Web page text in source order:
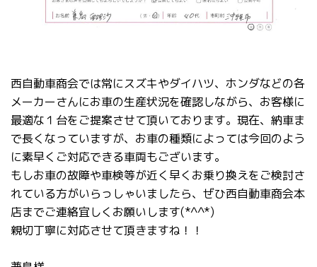
西自動車商会では常にスズキやダイハツ、ホンダなどの各
メーカーさんにお車の生産状況を確認しながら、お客様に
最適な１台をご提案させて頂いております。現在、納車ま
で長くなっていますが、お車の種類によっては今回のよう
に素早くご対応できる車両もございます。
もしお車の故障や車検等が近く早くお乗り換えをご検討さ
れている方がいらっしゃいましたら、ぜひ西自動車商会本
店までご連絡宜しくお願いします(*^^*)
親切丁寧に対応させて頂きますね！！